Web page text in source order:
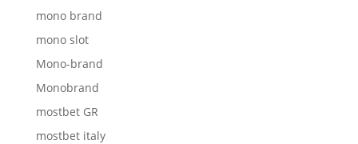
mono brand
mono slot
Mono-brand
Monobrand
mostbet GR
mostbet italy